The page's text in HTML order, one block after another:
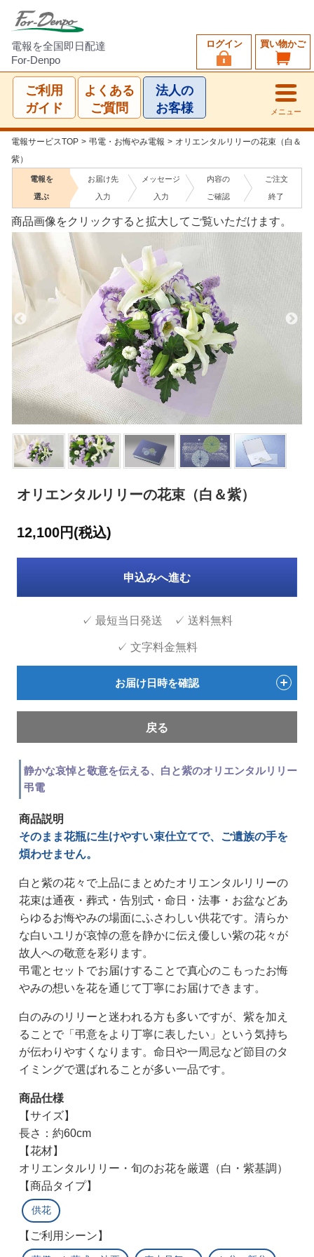
電報を全国即日配達
For-Denpo
買い物かご
ログイン
ご利用
ガイド
よくある
ご質問
法人の
お客様
メニュー
電報サービスTOP > 弔電・お悔やみ電報 > オリエンタルリリーの花束（白＆
紫）
電報を
選ぶ
お届け先
入力
メッセージ
入力
内容の
ご確認
ご注文
終了
商品画像をクリックすると拡大してご覧いただけます。
オリエンタルリリーの花束（白＆紫）
静かな哀悼と敬意を伝える、白と紫のオリエンタルリリー
弔電
商品説明
そのまま花瓶に生けやすい束仕立てで、ご遺族の手を
煩わせません。
白と紫の花々で上品にまとめたオリエンタルリリーの
花束は通夜・葬式・告別式・命日・法事・お盆などあ
らゆるお悔やみの場面にふさわしい供花です。清らか
な白いユリが哀悼の意を静かに伝え優しい紫の花々が
故人への敬意を彩ります。
弔電とセットでお届けすることで真心のこもったお悔
やみの想いを花を通じて丁寧にお届けできます。
白のみのリリーと迷われる方も多いですが、紫を加え
ることで「弔意をより丁寧に表したい」という気持ち
が伝わりやすくなります。命日や一周忌など節目のタ
イミングで選ばれることが多い一品です。
商品仕様
【サイズ】
長さ：約60cm
【花材】
オリエンタルリリー・旬のお花を厳選（白・紫基調）
【商品タイプ】
供花
【ご利用シーン】
12,100円(税込)
申込みへ進む
✓ 最短当日発送 ✓ 送料無料
✓ 文字料金無料
お届け日時を確認
戻る